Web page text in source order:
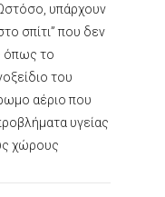
υπάρχουν
σπίτι” που δεν
όπως το
του
αέριο που
υγείας
χώρους